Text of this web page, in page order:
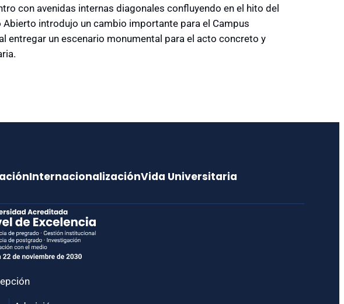
con avenidas internas diagonales confluyendo en el hito del
introdujo un cambio importante para el Campus
un escenario monumental para el acto concreto y
InternacionalizaciónVida Universitaria